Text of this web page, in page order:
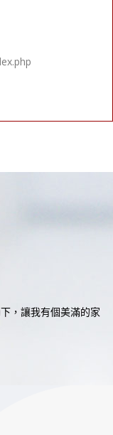
，讓我有個美滿的家